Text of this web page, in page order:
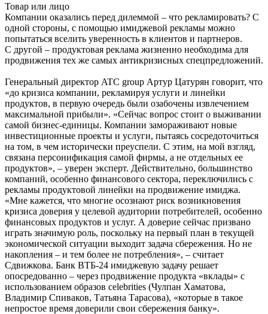
Товар или лицо
Компании оказались перед дилеммой – что рекламировать? С
одной стороны, с помощью имиджевой рекламы можно
попытаться вселить уверенность в клиентов и партнеров.
С другой – продуктовая реклама жизненно необходима для
продвижения тех же самых антикризисных спецпредложений.
Генеральный директор ATC group Артур Цатурян говорит, что
«до кризиса компании, рекламируя услуги и линейки
продуктов, в первую очередь были озабочены извлечением
максимальной прибыли». «Сейчас вопрос стоит о выживании
самой бизнес-единицы. Компании замораживают новые
инвестиционные проекты и услуги, пытаясь сосредоточиться
на том, в чем исторически преуспели. С этим, на мой взгляд,
связана персонификация самой фирмы, а не отдельных ее
продуктов», – уверен эксперт. Действительно, большинство
компаний, особенно финансового сектора, переключились с
рекламы продуктовой линейки на продвижение имиджа.
«Мне кажется, что многие осознают риск возникновения
кризиса доверия у целевой аудитории потребителей, особенно
финансовых продуктов и услуг. А доверие сейчас призвано
играть значимую роль, поскольку на первый план в текущей
экономической ситуации выходит задача сбережения. Но не
накопления – и тем более не потребления», – считает
Сдвижкова. Банк ВТБ-24 имиджевую задачу решает
опосредованно – через продвижение продукта «вклады» с
использованием образов celebrities (Чулпан Хаматова,
Владимир Спиваков, Татьяна Тарасова), «которые в такое
непростое время доверили свои сбережения банку».